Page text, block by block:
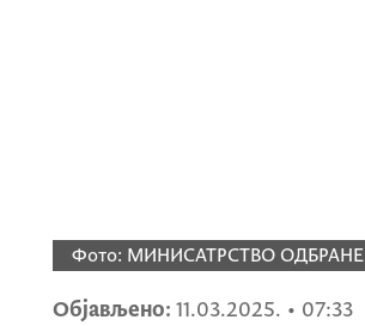
Фото: МИНИСАТРСТВО ОДБРАНЕ
Објављено: 11.03.2025. • 07:33